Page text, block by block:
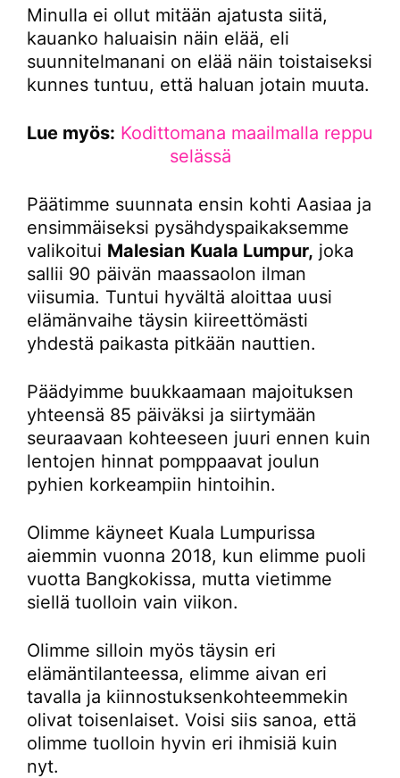
Minulla ei ollut mitään ajatusta siitä,
kauanko haluaisin näin elää, eli
suunnitelmanani on elää näin toistaiseksi
kunnes tuntuu, että haluan jotain muuta.
Lue myös: Kodittomana maailmalla reppu
selässä
Päätimme suunnata ensin kohti Aasiaa ja
ensimmäiseksi pysähdyspaikaksemme
valikoitui Malesian Kuala Lumpur, joka
sallii 90 päivän maassaolon ilman
viisumia. Tuntui hyvältä aloittaa uusi
elämänvaihe täysin kiireettömästi
yhdestä paikasta pitkään nauttien.
Päädyimme buukkaamaan majoituksen
yhteensä 85 päiväksi ja siirtymään
seuraavaan kohteeseen juuri ennen kuin
lentojen hinnat pomppaavat joulun
pyhien korkeampiin hintoihin.
Olimme käyneet Kuala Lumpurissa
aiemmin vuonna 2018, kun elimme puoli
vuotta Bangkokissa, mutta vietimme
siellä tuolloin vain viikon.
Olimme silloin myös täysin eri
elämäntilanteessa, elimme aivan eri
tavalla ja kiinnostuksenkohteemmekin
olivat toisenlaiset. Voisi siis sanoa, että
olimme tuolloin hyvin eri ihmisiä kuin
nyt.